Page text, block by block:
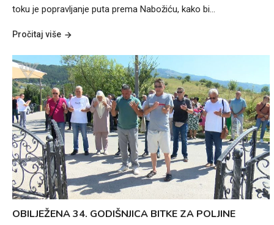
toku je popravljanje puta prema Nabožiću, kako bi…
Pročitaj više
OBILJEŽENA 34. GODIŠNJICA BITKE ZA POLJINE